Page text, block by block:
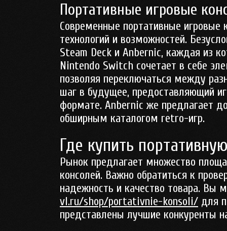
Портативные игровые
Современные портативные игровые
технологий и возможностей.
Steam Deck и Anbernic, каждая из
Nintendo Switch сочетает в себе
позволяя переключаться между
шаг в будущее, предоставляющий
формате. Anbernic же предлагает
обширным каталогом retro-игр.
Где купить
Рынок предлагает множество
консолей. Важно обратиться к
надежность и качество товара. Вы
vl.ru/shop/portativnie-konsoli/ для
представлены лучшие конкуренты